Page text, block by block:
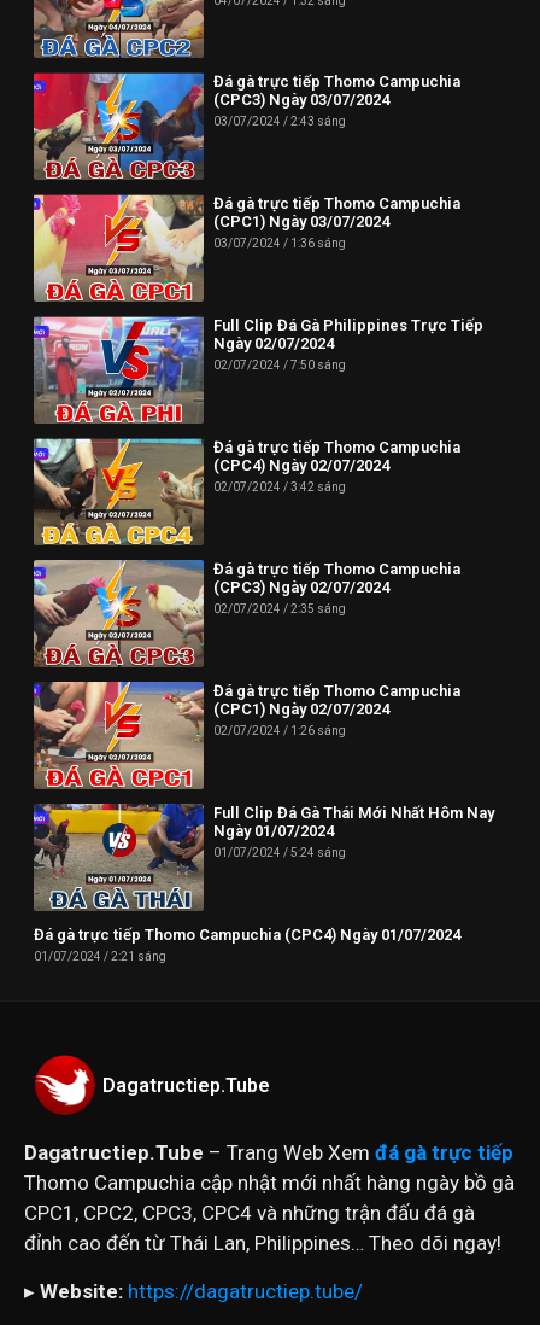
Đá gà trực tiếp Thomo Campuchia
(CPC3) Ngày 03/07/2024
03/07/2024 2:43 sáng
Đá gà trực tiếp Thomo Campuchia
(CPC1) Ngày 03/07/2024
03/07/2024 1:36 sáng
Full Clip Đá Gà Philippines Trực Tiếp
Ngày 02/07/2024
02/07/2024 7:50 sáng
Đá gà trực tiếp Thomo Campuchia
(CPC4) Ngày 02/07/2024
02/07/2024 3:42 sáng
Đá gà trực tiếp Thomo Campuchia
(CPC3) Ngày 02/07/2024
02/07/2024 2:35 sáng
Đá gà trực tiếp Thomo Campuchia
(CPC1) Ngày 02/07/2024
02/07/2024 1:26 sáng
Full Clip Đá Gà Thái Mới Nhất Hôm Nay
Ngày 01/07/2024
01/07/2024 5:24 sáng
Đá gà trực tiếp Thomo Campuchia (CPC4) Ngày 01/07/2024
01/07/2024 2:21 sáng
Dagatructiep.Tube
Dagatructiep.Tube – Trang Web Xem đá gà trực tiếp
Thomo Campuchia cập nhật mới nhất hàng ngày bồ gà
CPC1, CPC2, CPC3, CPC4 và những trận đấu đá gà
đỉnh cao đến từ Thái Lan, Philippines… Theo dõi ngay!
▸ Website: https://dagatructiep.tube/